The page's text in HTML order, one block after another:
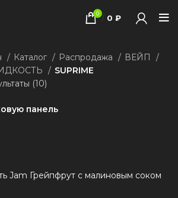
0 / 0 ₽
Каталог Распродажа
ВЕЙП
SUPRIME
(10)
панель
Jam Грейпфрут с малиновым соком